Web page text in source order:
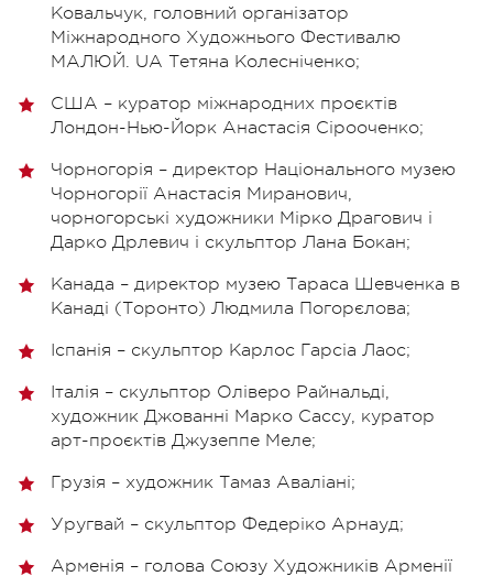
Ковальчук, головний організатор
Міжнародного Художнього Фестивалю
МАЛЮЙ. UA Тетяна Колесніченко;
США – куратор міжнародних проєктів
Лондон-Нью-Йорк Анастасія Сірооченко;
Чорногорія – директор Національного музею
Чорногорії Анастасія Миранович,
чорногорські художники Мірко Драгович і
Дарко Дрлевич і скульптор Лана Бокан;
Канада – директор музею Тараса Шевченка в
Канаді (Торонто) Людмила Погорєлова;
Іспанія – скульптор Карлос Гарсіа Лаос;
Італія – скульптор Оліверо Райнальді,
художник Джованні Марко Сассу, куратор
арт-проєктів Джузеппе Меле;
Грузія – художник Тамаз Аваліані;
Уругвай – скульптор Федеріко Арнауд;
Арменія – голова Союзу Художників Арменії